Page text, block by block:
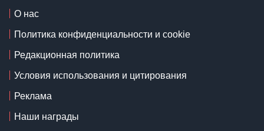
О нас
Политика конфиденциальности и cookie
Редакционная политика
Условия использования и цитирования
Реклама
Наши награды